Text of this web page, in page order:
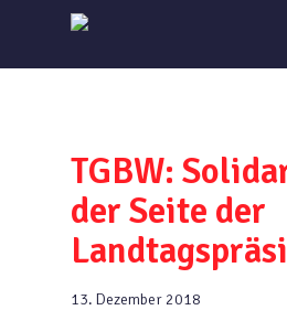
main
TGBW:
der Seite der
13. Dezember 2018